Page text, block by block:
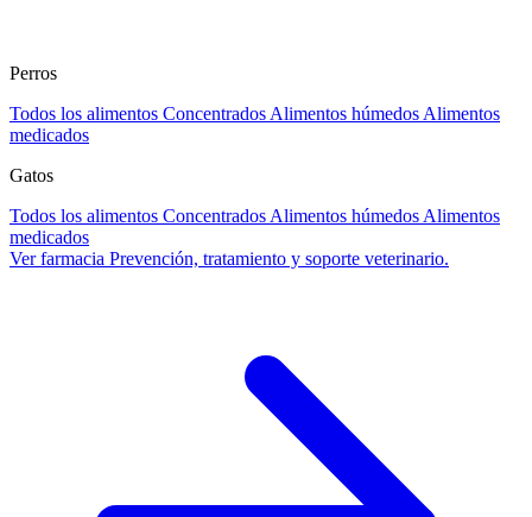
Perros
Todos los alimentos Concentrados Alimentos húmedos Alimentos
medicados
Gatos
Todos los alimentos Concentrados Alimentos húmedos Alimentos
medicados
Ver farmacia Prevención, tratamiento y soporte veterinario.